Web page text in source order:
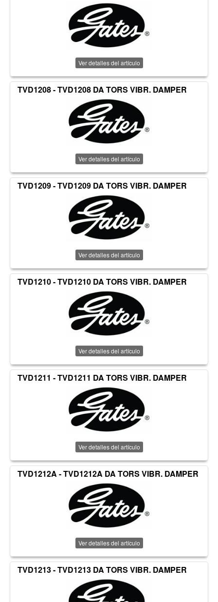
Ver detalles del artículo
TVD1208 - TVD1208 DA TORS VIBR. DAMPER
Ver detalles del artículo
TVD1209 - TVD1209 DA TORS VIBR. DAMPER
Ver detalles del artículo
TVD1210 - TVD1210 DA TORS VIBR. DAMPER
Ver detalles del artículo
TVD1211 - TVD1211 DA TORS VIBR. DAMPER
Ver detalles del artículo
TVD1212A - TVD1212A DA TORS VIBR. DAMPER
Ver detalles del artículo
TVD1213 - TVD1213 DA TORS VIBR. DAMPER